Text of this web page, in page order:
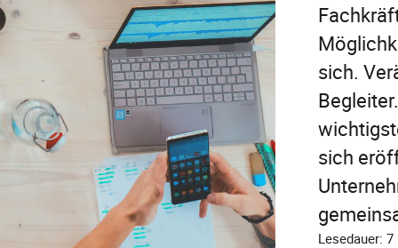
sich.
sich
Lesedauer: